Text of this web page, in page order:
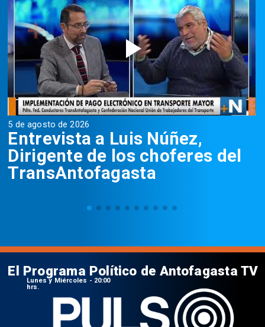
5 de agosto de 2026
Entrevista a Luis Núñez,
Dirigente de los choferes del
TransAntofagasta
El Programa Político de Antofagasta TV
Lunes y Miércoles - 20:00
hrs.